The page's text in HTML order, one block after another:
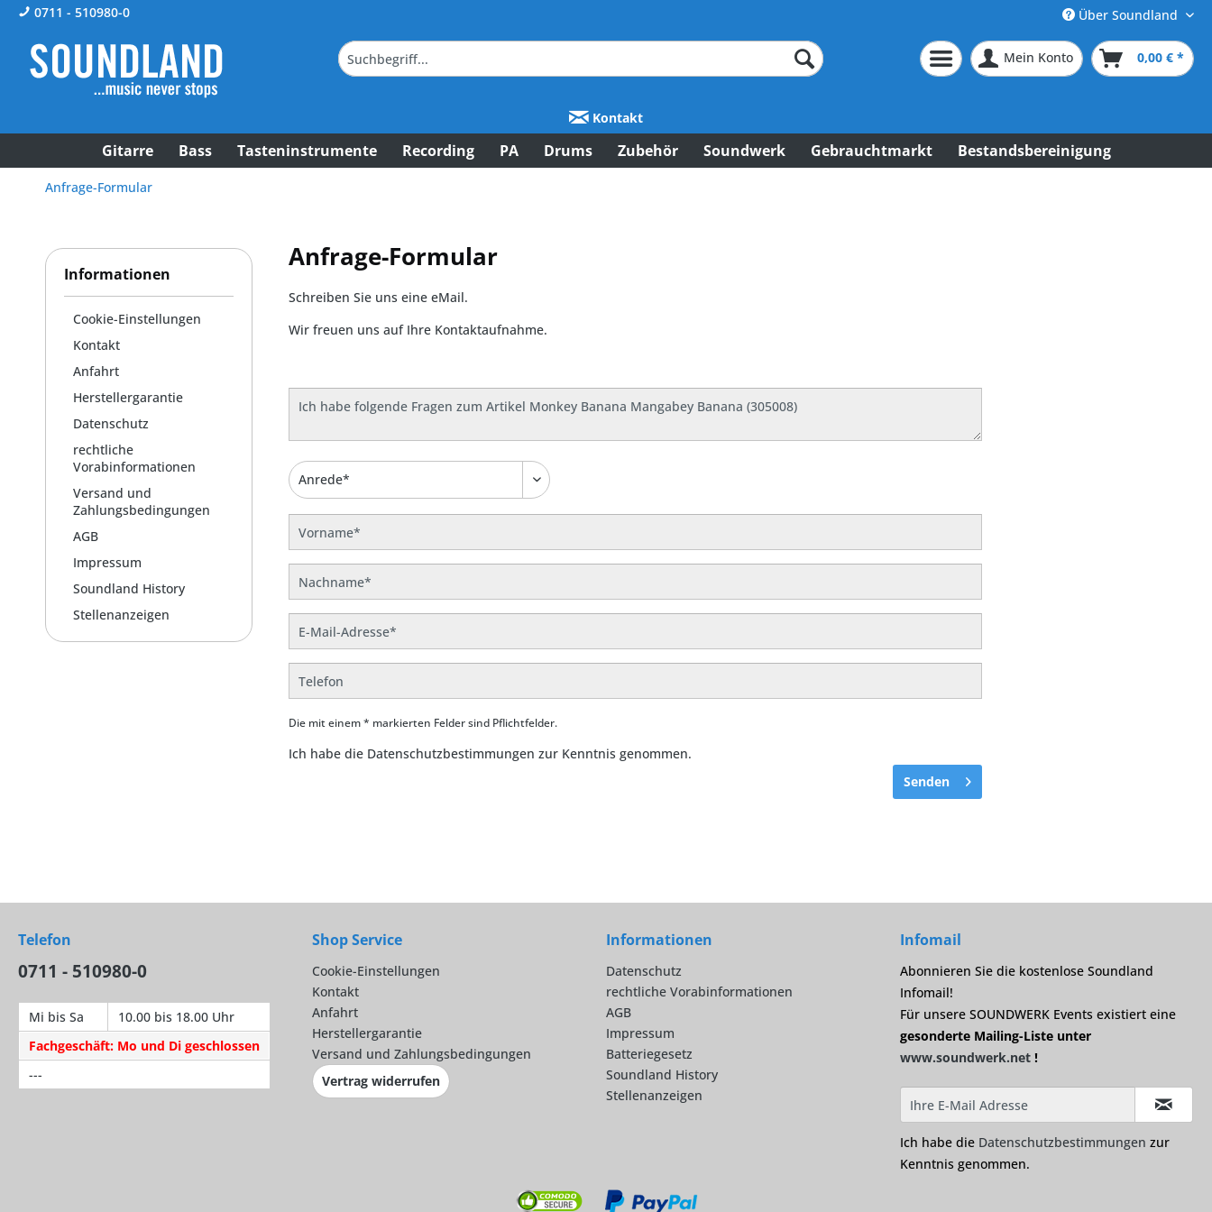
0711 - 510980-0 Über Soundland
Mein Konto 0,00 € *
Kontakt
Gitarre Bass Tasteninstrumente Recording PA Drums Zubehör Soundwerk Gebrauchtmarkt Bestandsbereinigung
Anfrage-Formular
Informationen
Cookie-Einstellungen
Kontakt
Anfahrt
Herstellergarantie
Datenschutz
rechtliche
Vorabinformationen
Versand und
Zahlungsbedingungen
AGB
Impressum
Soundland History
Stellenanzeigen
Anfrage-Formular
Schreiben Sie uns eine eMail.
Wir freuen uns auf Ihre Kontaktaufnahme.
Die mit einem * markierten Felder sind Pflichtfelder.
Ich habe die Datenschutzbestimmungen zur Kenntnis genommen.
Senden
Telefon
0711 - 510980-0
Mi bis Sa
10.00 bis 18.00 Uhr
Fachgeschäft: Mo und Di geschlossen
---
Shop Service
Cookie-Einstellungen
Kontakt
Anfahrt
Herstellergarantie
Versand und Zahlungsbedingungen
Vertrag widerrufen
Informationen
Datenschutz
rechtliche Vorabinformationen
AGB
Impressum
Batteriegesetz
Soundland History
Stellenanzeigen
Infomail
Abonnieren Sie die kostenlose Soundland
Infomail!
Für unsere SOUNDWERK Events existiert eine
gesonderte Mailing-Liste unter
www.soundwerk.net !
Ich habe die Datenschutzbestimmungen zur
Kenntnis genommen.